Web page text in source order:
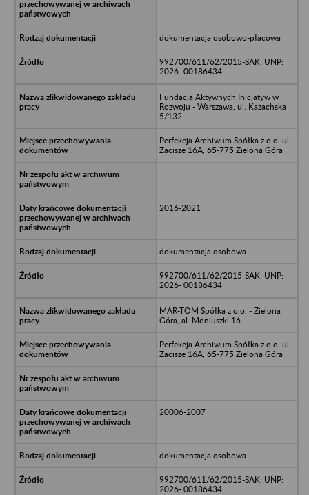
dokumentacja osobowo-płacowa
992700/611/62/2015-SAK; UNP:
2026- 00186434
Fundacja Aktywnych Inicjatyw w
Rozwoju - Warszawa, ul. Kazachska
5/132
Perfekcja Archiwum Spółka z o.o. ul.
Zacisze 16A, 65-775 Zielona Góra
2016-2021
dokumentacja osobowa
992700/611/62/2015-SAK; UNP:
2026- 00186434
MAR-TOM Spółka z o.o. - Zielona
Góra, al. Moniuszki 16
Perfekcja Archiwum Spółka z o.o. ul.
Zacisze 16A, 65-775 Zielona Góra
20006-2007
dokumentacja osobowa
992700/611/62/2015-SAK; UNP:
2026- 00186434